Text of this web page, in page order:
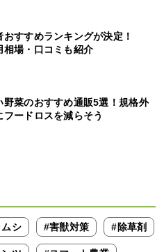
おすすめランキングが決定！
相場・口コミも紹介
野菜のおすすめ通販5選！規格外
フードロスを減らそう
シ #害獣対策 #除草剤